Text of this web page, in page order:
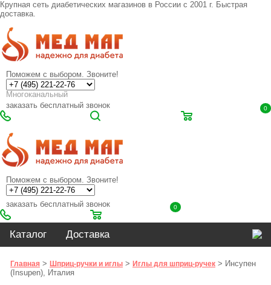
Крупная сеть диабетических магазинов в России с 2001 г. Быстрая
доставка.
Поможем с выбором. Звоните!
Многоканальный
заказать бесплатный звонок
0
Поможем с выбором. Звоните!
заказать бесплатный звонок 0
Каталог Доставка
Главная > Шприц-ручки и иглы > Иглы для шприц-ручек > Инсупен
(Insupen), Италия